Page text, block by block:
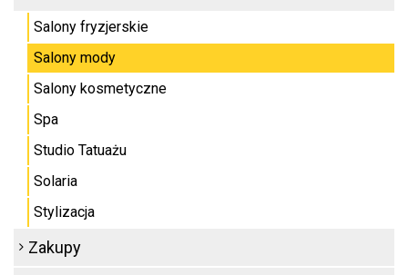
Salony fryzjerskie
Salony mody
Salony kosmetyczne
Spa
Studio Tatuażu
Solaria
Stylizacja
Zakupy